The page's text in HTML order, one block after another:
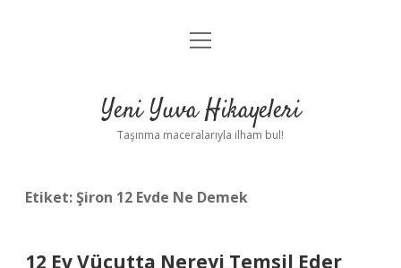
Anasayfa
Yasal Uyarı
menüyü
Yeni Yuva Hikayeleri
Taşınma maceralarıyla ilham bul!
Etiket:Şiron 12 Evde Ne Demek
12 Ev Vücutta Nereyi Temsil Eder